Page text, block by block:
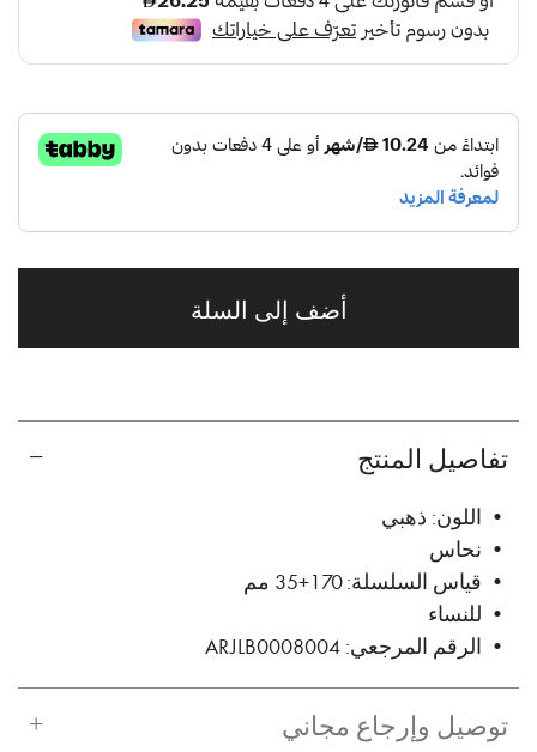
أضف إلى السلة
تفاصيل المنتج
• اللون: ذهبي
• نحاس
• قياس السلسلة: 170+35 مم
• للنساء
• الرقم المرجعي: ARJLB0008004
توصيل وإرجاع مجاني